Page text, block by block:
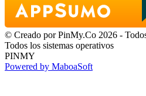
© Creado por PinMy.Co 2026 -
Todos los sistemas operativos
PINMY
Powered by MaboaSoft